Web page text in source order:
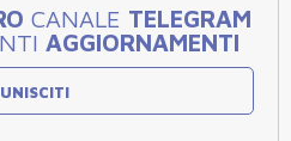
CANALE TELEGRAM
AGGIORNAMENTI
UNISCITI